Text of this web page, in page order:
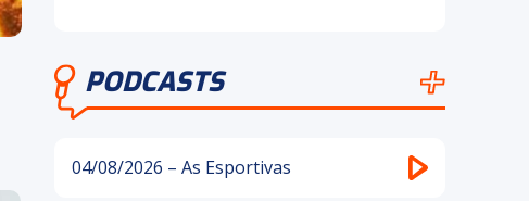
PODCASTS
04/08/2026 – As Esportivas